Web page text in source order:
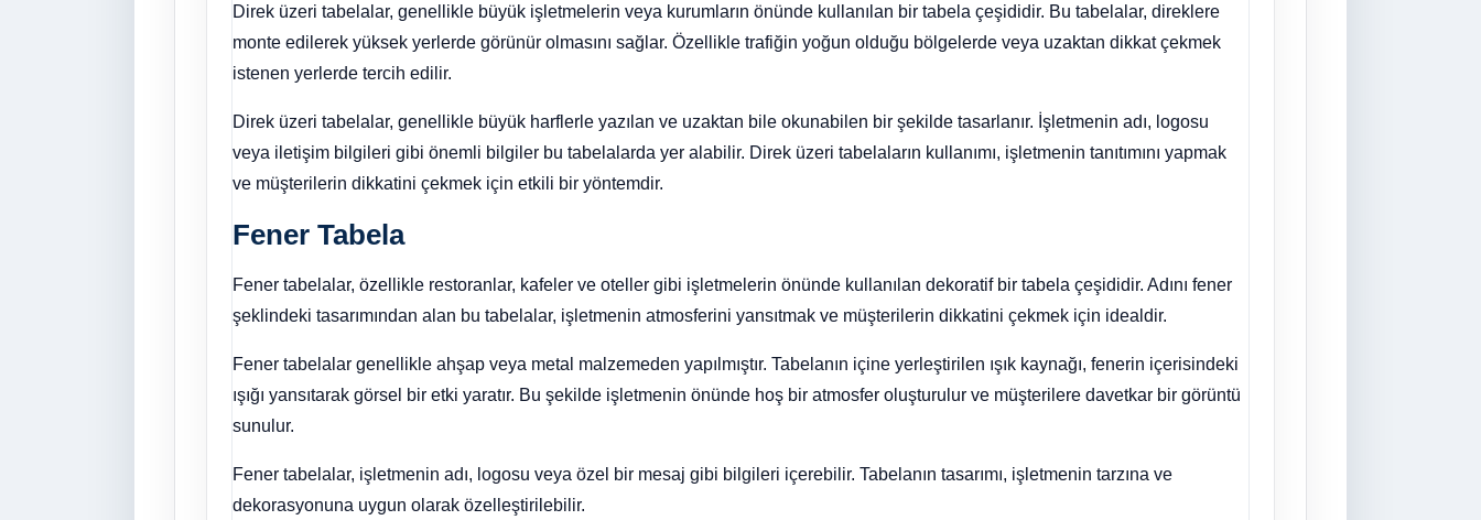
Direk üzeri tabelalar, genellikle büyük işletmelerin veya kurumların önünde kullanılan bir tabela çeşididir. Bu tabelalar, direklere
monte edilerek yüksek yerlerde görünür olmasını sağlar. Özellikle trafiğin yoğun olduğu bölgelerde veya uzaktan dikkat çekmek
istenen yerlerde tercih edilir.
Direk üzeri tabelalar, genellikle büyük harflerle yazılan ve uzaktan bile okunabilen bir şekilde tasarlanır. İşletmenin adı, logosu
veya iletişim bilgileri gibi önemli bilgiler bu tabelalarda yer alabilir. Direk üzeri tabelaların kullanımı, işletmenin tanıtımını yapmak
ve müşterilerin dikkatini çekmek için etkili bir yöntemdir.
Fener Tabela
Fener tabelalar, özellikle restoranlar, kafeler ve oteller gibi işletmelerin önünde kullanılan dekoratif bir tabela çeşididir. Adını fener
şeklindeki tasarımından alan bu tabelalar, işletmenin atmosferini yansıtmak ve müşterilerin dikkatini çekmek için idealdir.
Fener tabelalar genellikle ahşap veya metal malzemeden yapılmıştır. Tabelanın içine yerleştirilen ışık kaynağı, fenerin içerisindeki
ışığı yansıtarak görsel bir etki yaratır. Bu şekilde işletmenin önünde hoş bir atmosfer oluşturulur ve müşterilere davetkar bir görüntü
sunulur.
Fener tabelalar, işletmenin adı, logosu veya özel bir mesaj gibi bilgileri içerebilir. Tabelanın tasarımı, işletmenin tarzına ve
dekorasyonuna uygun olarak özelleştirilebilir.